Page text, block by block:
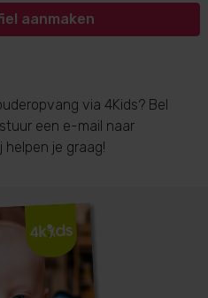
aanmaken
via 4Kids? Bel
een e-mail naar
helpen je graag!